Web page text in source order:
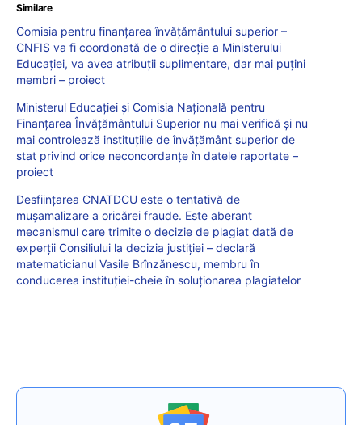
Similare
Comisia pentru finanțarea învățământului superior –
CNFIS va fi coordonată de o direcție a Ministerului
Educației, va avea atribuții suplimentare, dar mai puțini
membri – proiect
Ministerul Educației și Comisia Națională pentru
Finanțarea Învățământului Superior nu mai verifică și nu
mai controlează instituţiile de învăţământ superior de
stat privind orice neconcordanţe în datele raportate –
proiect
Desființarea CNATDCU este o tentativă de
mușamalizare a oricărei fraude. Este aberant
mecanismul care trimite o decizie de plagiat dată de
experții Consiliului la decizia justiției – declară
matematicianul Vasile Brînzănescu, membru în
conducerea instituției-cheie în soluționarea plagiatelor